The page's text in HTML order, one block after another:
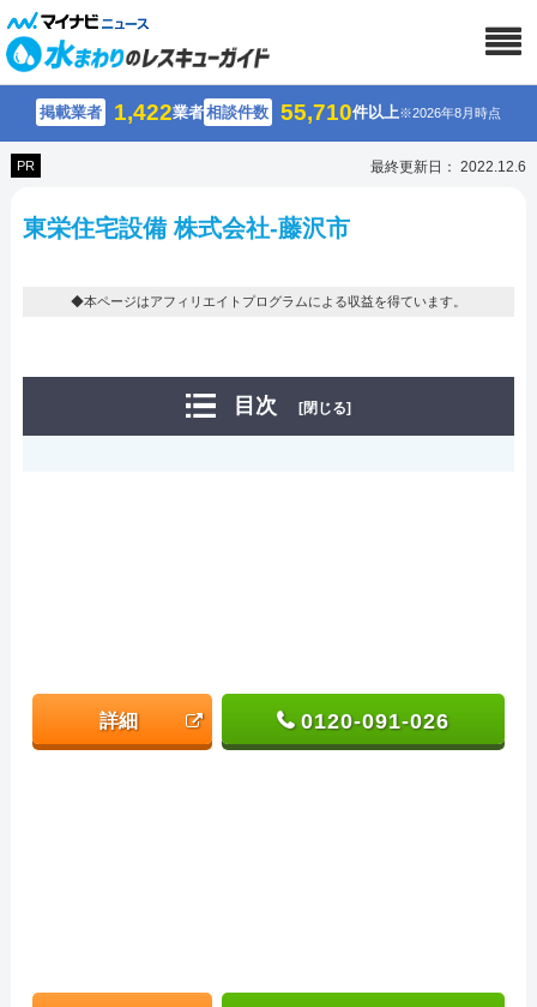
掲載業者 1,422業者相談件数 55,710件以上※2026年8月時点
PR 最終更新日： 2022.12.6
東栄住宅設備 株式会社-藤沢市
◆本ページはアフィリエイトプログラムによる収益を得ています。
目次 [閉じる]
詳細 0120-091-026